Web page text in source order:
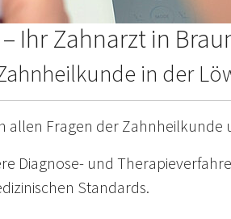
Ihr Zahnarzt in
in der
allen Fragen der Zahnheilkunde
Diagnose- und
Standards.